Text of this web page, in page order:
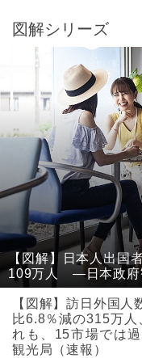
図解シリーズ
【図解】日本人出国
109万人 ―日本政府
【図解】訪日外国
比6.8％減の315万人
れも、15市場では
観光局（速報）